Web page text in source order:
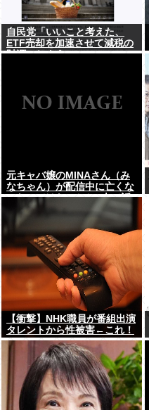
自民党「いいこと考えた、
ETF売却を加速させて減税の
財源にしよう」
元キャバ嬢のMINAさん（み
なちゃん）が配信中に亡くな
ったのではないかとX上で話
題に（※動画あり）
【衝撃】NHK職員が番組出演
タレントから性被害←これ！